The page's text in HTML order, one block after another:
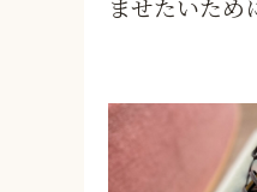
ませたいため